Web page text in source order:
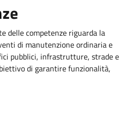
delle competenze riguarda la
di manutenzione ordinaria e
pubblici, infrastrutture, strade e
di garantire funzionalità,